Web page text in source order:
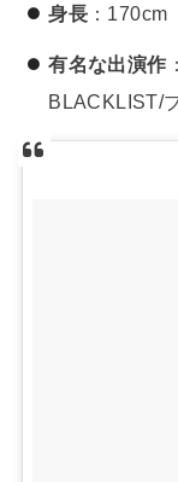
身長：170cm
有名な出演作
BLACKLIST/